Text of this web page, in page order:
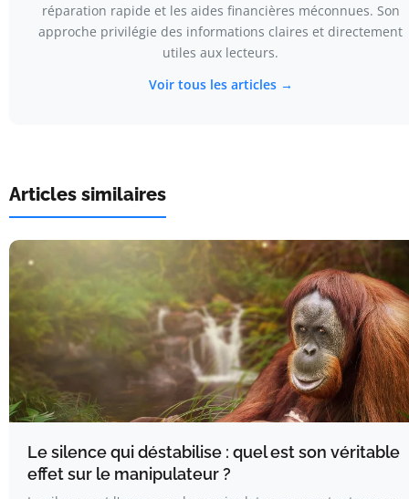
réparation rapide et les aides financières méconnues. Son
approche privilégie des informations claires et directement
utiles aux lecteurs.
Voir tous les articles →
Articles similaires
Le silence qui déstabilise : quel est son véritable
effet sur le manipulateur ?